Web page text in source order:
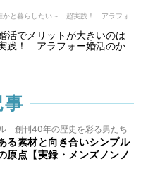
かと暮らしたい～ 超実践！ アラフォ
活でメリットが大きいのは
践！ アラフォー婚活のか
創刊40年の歴史を彩る男たち
素材と向き合いシンプル
原点【実録・メンズノンノ